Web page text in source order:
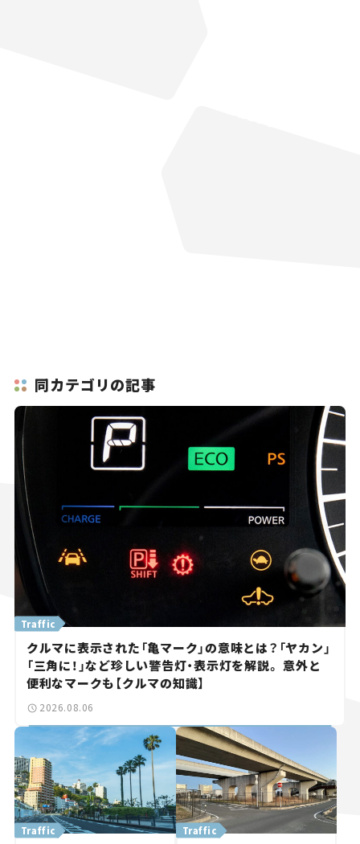
同カテゴリの記事
クルマに表示された「亀マーク」の意味とは？「ヤカン」
「三角に！」など珍しい警告灯・表示灯を解説。 意外と
便利なマークも【クルマの知識】
Traffic
2026.08.06
Traffic Traffic